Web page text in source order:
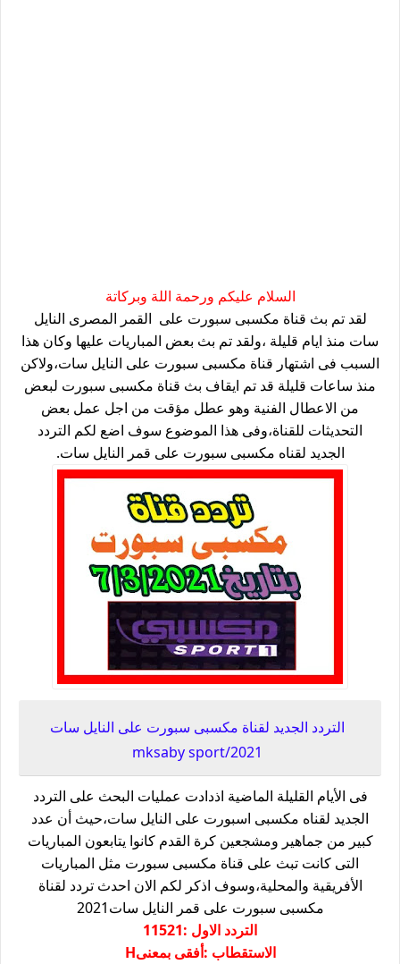
السلام عليكم ورحمة اللة وبركاتة
لقد تم بث قناة مكسبى سبورت على القمر المصرى النايل
سات منذ ايام قليلة ،ولقد تم بث بعض المباريات عليها وكان هذا
السبب فى اشتهار قناة مكسبى سبورت على النايل سات،ولاكن
منذ ساعات قليلة قد تم ايقاف بث قناة مكسبى سبورت لبعض
من الاعطال الفنية وهو عطل مؤقت من اجل عمل بعض
التحديثات للقناة،وفى هذا الموضوع سوف اضع لكم التردد
الجديد لقناه مكسبى سبورت على قمر النايل سات.
التردد الجديد لقناة مكسبى سبورت على النايل سات
2021/mksaby sport
فى الأيام القليلة الماضية اذدادت عمليات البحث على التردد
الجديد لقناه مكسبى اسبورت على النايل سات،حيث أن عدد
كبير من جماهير ومشجعين كرة القدم كانوا يتابعون المباريات
التى كانت تبث على قناة مكسبى سبورت مثل المباريات
الأفريقية والمحلية،وسوف اذكر لكم الان احدث تردد لقناة
مكسبى سبورت على قمر النايل سات2021
التردد الاول :11521
الاستقطاب :أفقى بمعنىH